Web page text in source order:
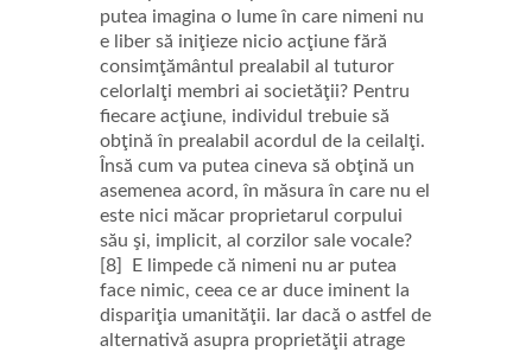
putea imagina o lume în care nimeni nu
e liber să iniţieze nicio acţiune fără
consimţământul prealabil al tuturor
celorlalţi membri ai societăţii? Pentru
fiecare acţiune, individul trebuie să
obţină în prealabil acordul de la ceilalţi.
Însă cum va putea cineva să obţină un
asemenea acord, în măsura în care nu el
este nici măcar proprietarul corpului
său şi, implicit, al corzilor sale vocale?
[8] E limpede că nimeni nu ar putea
face nimic, ceea ce ar duce iminent la
dispariţia umanităţii. Iar dacă o astfel de
alternativă asupra proprietăţii atrage